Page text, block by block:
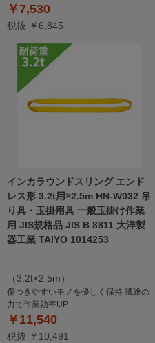
￥7,530
税抜 ￥6,845
インカラウンドスリング エンド
レス形 3.2t用×2.5m HN-W032 吊
り具・玉掛用具 一般玉掛け作業
用 JIS規格品 JIS B 8811 大洋製
器工業 TAIYO 1014253
（3.2t×2.5m）
傷つきやすいモノを優しく保持 繊維の
力で作業効率UP
￥11,540
税抜 ￥10,491